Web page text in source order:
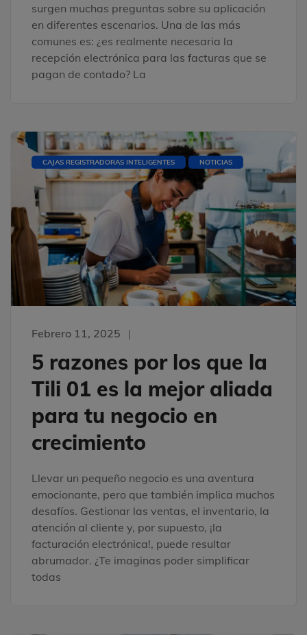
surgen muchas preguntas sobre su aplicación
en diferentes escenarios. Una de las más
comunes es: ¿es realmente necesaria la
recepción electrónica para las facturas que se
pagan de contado? La
CAJAS REGISTRADORAS INTELIGENTES NOTICIAS
Febrero 11, 2025
5 razones por los que la
Tili 01 es la mejor aliada
para tu negocio en
crecimiento
Llevar un pequeño negocio es una aventura
emocionante, pero que también implica muchos
desafíos. Gestionar las ventas, el inventario, la
atención al cliente y, por supuesto, ¡la
facturación electrónica!, puede resultar
abrumador. ¿Te imaginas poder simplificar
todas